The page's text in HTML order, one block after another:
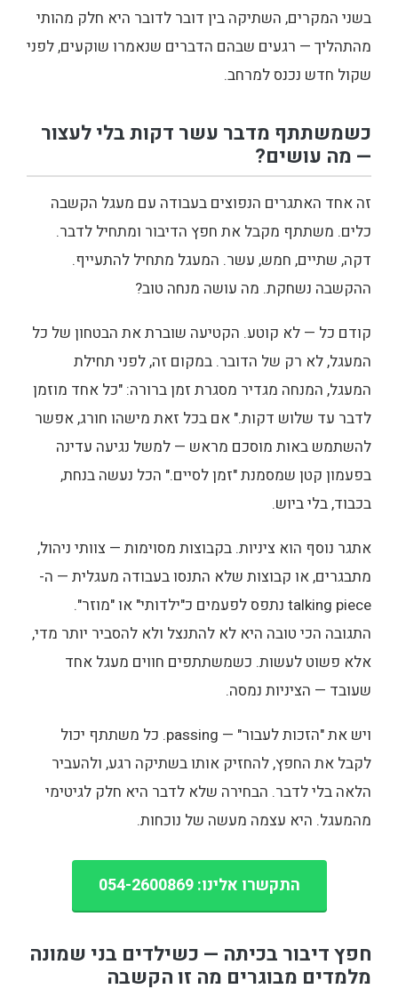
בשני המקרים, השתיקה בין דובר לדובר היא חלק מהותי
מהתהליך — רגעים שבהם הדברים שנאמרו שוקעים, לפני
שקול חדש נכנס למרחב.
כשמשתתף מדבר עשר דקות בלי לעצור
— מה עושים?
זה אחד האתגרים הנפוצים בעבודה עם מעגל הקשבה
כלים. משתתף מקבל את חפץ הדיבור ומתחיל לדבר.
דקה, שתיים, חמש, עשר. המעגל מתחיל להתעייף.
ההקשבה נשחקת. מה עושה מנחה טוב?
קודם כל — לא קוטע. הקטיעה שוברת את הבטחון של כל
המעגל, לא רק של הדובר. במקום זה, לפני תחילת
המעגל, המנחה מגדיר מסגרת זמן ברורה: "כל אחד מוזמן
לדבר עד שלוש דקות." אם בכל זאת מישהו חורג, אפשר
להשתמש באות מוסכם מראש — למשל נגיעה עדינה
בפעמון קטן שמסמנת "זמן לסיים." הכל נעשה בנחת,
בכבוד, בלי ביוש.
אתגר נוסף הוא ציניות. בקבוצות מסוימות — צוותי ניהול,
מתבגרים, או קבוצות שלא התנסו בעבודה מעגלית — ה-
talking piece נתפס לפעמים כ"ילדותי" או "מוזר".
התגובה הכי טובה היא לא להתנצל ולא להסביר יותר מדי,
אלא פשוט לעשות. כשמשתתפים חווים מעגל אחד
שעובד — הציניות נמסה.
ויש את "הזכות לעבור" — passing. כל משתתף יכול
לקבל את החפץ, להחזיק אותו בשתיקה רגע, ולהעביר
הלאה בלי לדבר. הבחירה שלא לדבר היא חלק לגיטימי
מהמעגל. היא עצמה מעשה של נוכחות.
התקשרו אלינו: 054-2600869
חפץ דיבור בכיתה — כשילדים בני שמונה
מלמדים מבוגרים מה זו הקשבה